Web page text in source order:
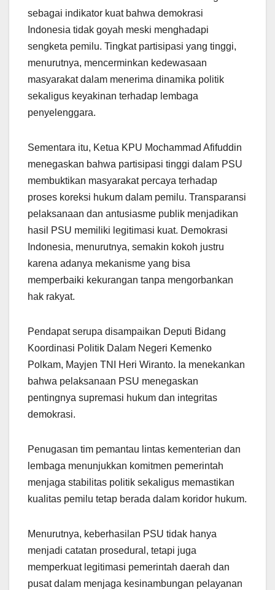
sebagai indikator kuat bahwa demokrasi
Indonesia tidak goyah meski menghadapi
sengketa pemilu. Tingkat partisipasi yang tinggi,
menurutnya, mencerminkan kedewasaan
masyarakat dalam menerima dinamika politik
sekaligus keyakinan terhadap lembaga
penyelenggara.
Sementara itu, Ketua KPU Mochammad Afifuddin
menegaskan bahwa partisipasi tinggi dalam PSU
membuktikan masyarakat percaya terhadap
proses koreksi hukum dalam pemilu. Transparansi
pelaksanaan dan antusiasme publik menjadikan
hasil PSU memiliki legitimasi kuat. Demokrasi
Indonesia, menurutnya, semakin kokoh justru
karena adanya mekanisme yang bisa
memperbaiki kekurangan tanpa mengorbankan
hak rakyat.
Pendapat serupa disampaikan Deputi Bidang
Koordinasi Politik Dalam Negeri Kemenko
Polkam, Mayjen TNI Heri Wiranto. Ia menekankan
bahwa pelaksanaan PSU menegaskan
pentingnya supremasi hukum dan integritas
demokrasi.
Penugasan tim pemantau lintas kementerian dan
lembaga menunjukkan komitmen pemerintah
menjaga stabilitas politik sekaligus memastikan
kualitas pemilu tetap berada dalam koridor hukum.
Menurutnya, keberhasilan PSU tidak hanya
menjadi catatan prosedural, tetapi juga
memperkuat legitimasi pemerintah daerah dan
pusat dalam menjaga kesinambungan pelayanan